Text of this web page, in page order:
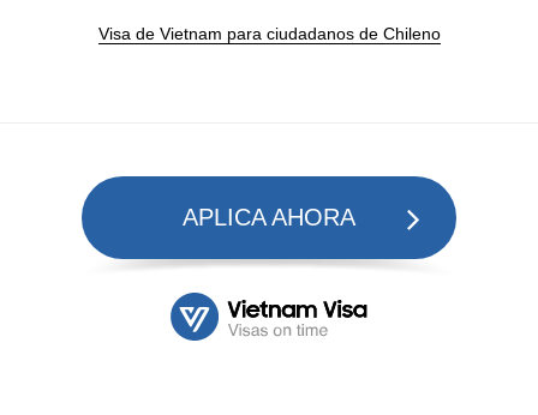
Visa de Vietnam para ciudadanos de Chileno
APLICA AHORA